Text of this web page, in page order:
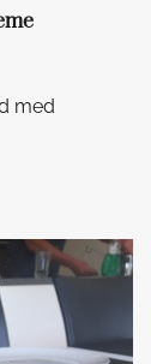
med